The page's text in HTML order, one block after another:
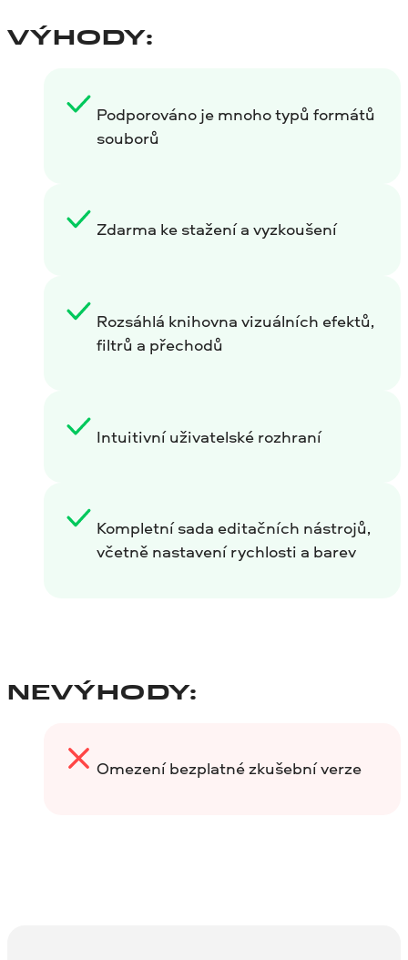
VÝHODY:
Podporováno je mnoho typů formátů
souborů
Zdarma ke stažení a vyzkoušení
Rozsáhlá knihovna vizuálních efektů,
filtrů a přechodů
Intuitivní uživatelské rozhraní
Kompletní sada editačních nástrojů,
včetně nastavení rychlosti a barev
NEVÝHODY:
Omezení bezplatné zkušební verze